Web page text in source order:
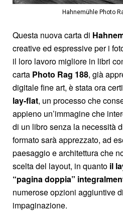
Hahnemühle Photo
Questa nuova carta di
creative ed espressive per i
il loro lavoro migliore in libri
carta Photo Rag 188, già
digitale fine art, è stata ora
lay-flat, un processo che
appieno un’immagine che
di un libro senza la necessità
formato sarà apprezzato, ad
paesaggio e architettura che
scelta del layout, in quanto il
“pagina doppia”
numerose opzioni aggiuntive
impaginazione.